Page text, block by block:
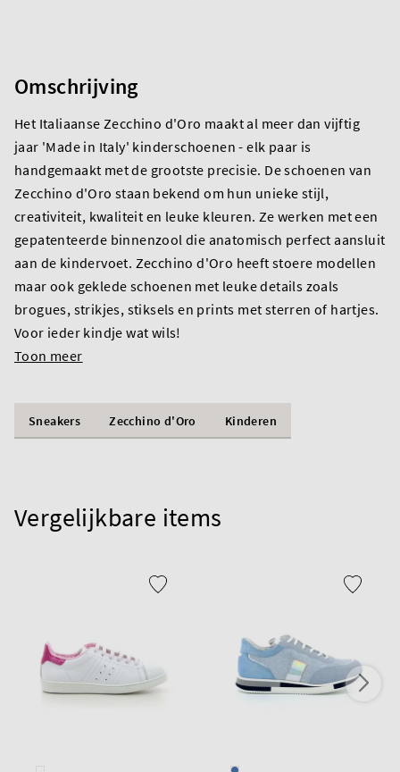
Omschrijving
Het Italiaanse Zecchino d'Oro maakt al meer dan vijftig
jaar 'Made in Italy' kinderschoenen - elk paar is
handgemaakt met de grootste precisie. De schoenen van
Zecchino d'Oro staan bekend om hun unieke stijl,
creativiteit, kwaliteit en leuke kleuren. Ze werken met een
gepatenteerde binnenzool die anatomisch perfect aansluit
aan de kindervoet. Zecchino d'Oro heeft stoere modellen
maar ook geklede schoenen met leuke details zoals
brogues, strikjes, stiksels en prints met sterren of hartjes.
Voor ieder kindje wat wils!
Toon meer
Sneakers Zecchino d'Oro Kinderen
Vergelijkbare items